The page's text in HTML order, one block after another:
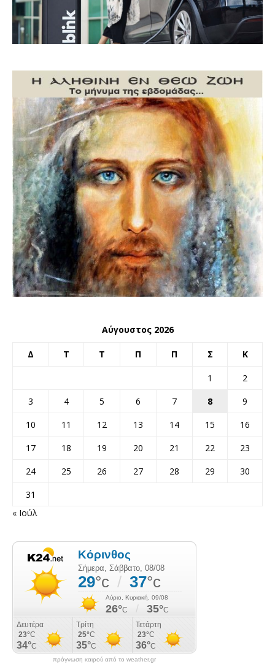
Αύγουστος 2026
Δ Τ Τ Π Π Σ Κ
1
2
3
4 5 6 7 8
9
10
11 12 13 14 15
16
17
18 19 20 21 22
23
24
25 26 27 28 29
30
31
« Ιούλ
πρόγνωση καιρού από το weather.gr